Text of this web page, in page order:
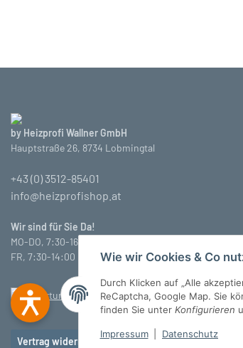
Wie wir Cookies & Co
Durch Klicken auf „Alle
ReCaptcha, Google Map. Sie
finden Sie unter Konfigurieren
Impressum Datenschutz
by Heizprofi Wallner GmbH
Hauptstraße 26, 8734 Lobmingtal
+43 (0) 3512-85401
info@heizprofishop.at
Wir sind für Sie Da!
MO-DO, 7:30-16:30 Uhr
FR, 7:30-14:00 Uhr
Vertrag widerrufen